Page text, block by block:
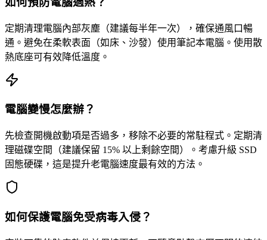
定期清理電腦內部灰塵（建議每半年一次），確保通風口暢
通。避免在柔軟表面（如床、沙發）使用筆記本電腦。使用散
熱底座可有效降低溫度。
電腦變慢怎麼辦？
先檢查開機啟動項是否過多，移除不必要的常駐程式。定期清
理磁碟空間（建議保留 15% 以上剩餘空間）。考慮升級 SSD
固態硬碟，這是提升老電腦速度最有效的方法。
如何保護電腦免受病毒入侵？